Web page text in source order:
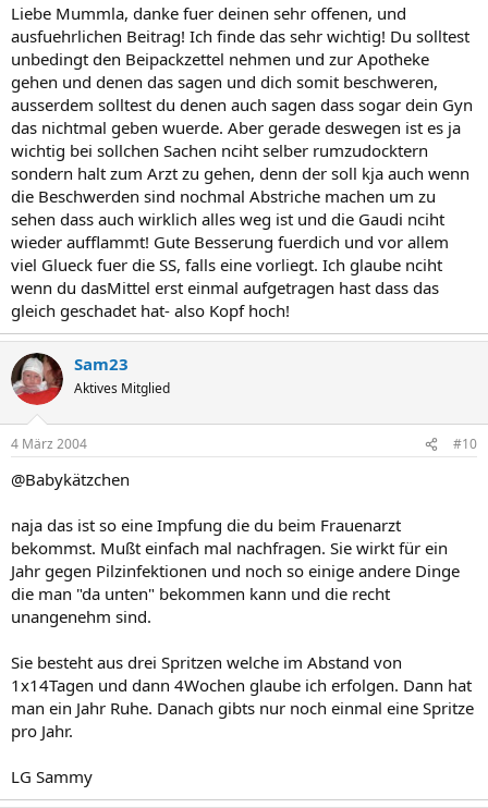
Liebe Mummla, danke fuer deinen sehr offenen, und
ausfuehrlichen Beitrag! Ich finde das sehr wichtig! Du solltest
unbedingt den Beipackzettel nehmen und zur Apotheke
gehen und denen das sagen und dich somit beschweren,
ausserdem solltest du denen auch sagen dass sogar dein Gyn
das nichtmal geben wuerde. Aber gerade deswegen ist es ja
wichtig bei sollchen Sachen nciht selber rumzudocktern
sondern halt zum Arzt zu gehen, denn der soll kja auch wenn
die Beschwerden sind nochmal Abstriche machen um zu
sehen dass auch wirklich alles weg ist und die Gaudi nciht
wieder aufflammt! Gute Besserung fuerdich und vor allem
viel Glueck fuer die SS, falls eine vorliegt. Ich glaube nciht
wenn du dasMittel erst einmal aufgetragen hast dass das
gleich geschadet hat- also Kopf hoch!
Sam23
Aktives Mitglied
4 März 2004 #10
@Babykätzchen
naja das ist so eine Impfung die du beim Frauenarzt
bekommst. Mußt einfach mal nachfragen. Sie wirkt für ein
Jahr gegen Pilzinfektionen und noch so einige andere Dinge
die man "da unten" bekommen kann und die recht
unangenehm sind.
Sie besteht aus drei Spritzen welche im Abstand von
1x14Tagen und dann 4Wochen glaube ich erfolgen. Dann hat
man ein Jahr Ruhe. Danach gibts nur noch einmal eine Spritze
pro Jahr.
LG Sammy